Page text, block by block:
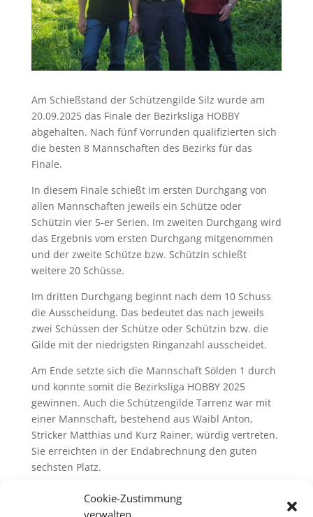
Cookie-Zustimmung
verwalten
Am Schießstand der Schützengilde Silz wurde am
20.09.2025 das Finale der Bezirksliga HOBBY
abgehalten. Nach fünf Vorrunden qualifizierten sich
die besten 8 Mannschaften des Bezirks für das
Finale.
In diesem Finale schießt im ersten Durchgang von
allen Mannschaften jeweils ein Schütze oder
Schützin vier 5-er Serien. Im zweiten Durchgang wird
das Ergebnis vom ersten Durchgang mitgenommen
und der zweite Schütze bzw. Schützin schießt
weitere 20 Schüsse.
Im dritten Durchgang beginnt nach dem 10 Schuss
die Ausscheidung. Das bedeutet das nach jeweils
zwei Schüssen der Schütze oder Schützin bzw. die
Gilde mit der niedrigsten Ringanzahl ausscheidet.
Am Ende setzte sich die Mannschaft Sölden 1 durch
und konnte somit die Bezirksliga HOBBY 2025
gewinnen. Auch die Schützengilde Tarrenz war mit
einer Mannschaft, bestehend aus Waibl Anton,
Stricker Matthias und Kurz Rainer, würdig vertreten.
Sie erreichten in der Endabrechnung den guten
sechsten Platz.
KK-Bezirksliga-Hoby-Vorrundenergebnisse.pdf